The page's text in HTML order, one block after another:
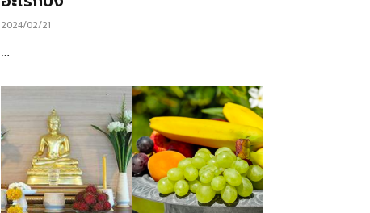
2024/02/21
…